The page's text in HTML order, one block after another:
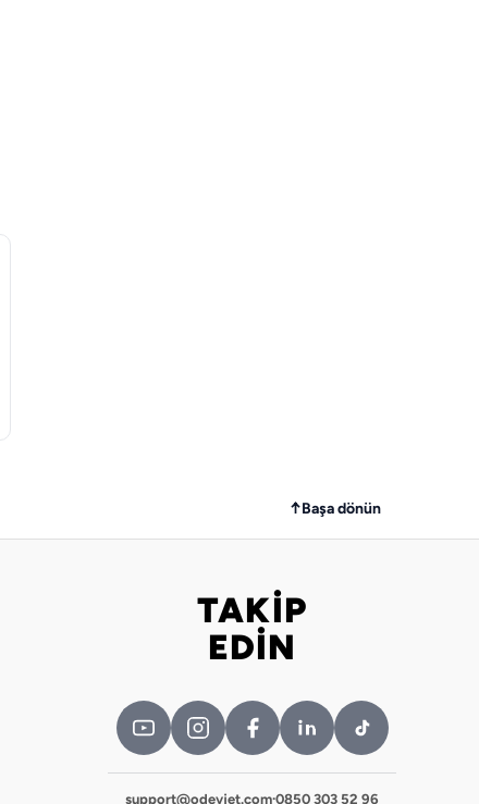
↑Başa dönün
Bizi takip edin
TAKİP
EDİN
support@odevjet.com·0850 303 52 96